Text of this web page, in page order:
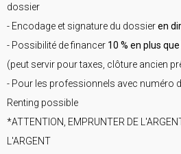
dossier
- Encodage et signature du dossieren
- Possibilité de financer 10 % en plus
(peut servir pour taxes, clôture ancien
- Pour les professionnels avec numéro
Renting possible
*ATTENTION, EMPRUNTER DE
L'ARGENT